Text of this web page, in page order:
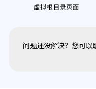
虚拟根目录页面
问题还没解决？您可以